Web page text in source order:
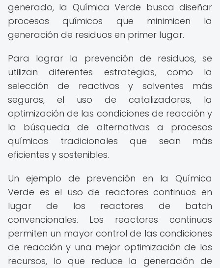
generado, la Química Verde busca diseñar
procesos químicos que minimicen la
generación de residuos en primer lugar.
Para lograr la prevención de residuos, se
utilizan diferentes estrategias, como la
selección de reactivos y solventes más
seguros, el uso de catalizadores, la
optimización de las condiciones de reacción y
la búsqueda de alternativas a procesos
químicos tradicionales que sean más
eficientes y sostenibles.
Un ejemplo de prevención en la Química
Verde es el uso de reactores continuos en
lugar de los reactores de batch
convencionales. Los reactores continuos
permiten un mayor control de las condiciones
de reacción y una mejor optimización de los
recursos, lo que reduce la generación de